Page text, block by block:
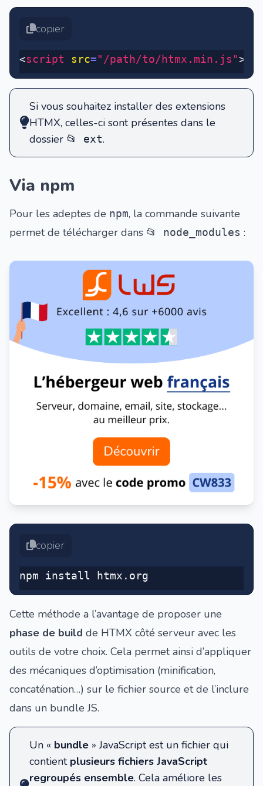
copier
<script src="/path/to/htmx.min.js"></
Si vous souhaitez installer des extensions
HTMX, celles-ci sont présentes dans le
dossier 📂 ext.
Via npm
Pour les adeptes de npm, la commande suivante
permet de télécharger dans 📂 node_modules :
copier
npm install htmx.org
Cette méthode a l’avantage de proposer une
phase de build de HTMX côté serveur avec les
outils de votre choix. Cela permet ainsi d’appliquer
des mécaniques d’optimisation (minification,
concaténation…) sur le fichier source et de l’inclure
dans un bundle JS.
Un « bundle » JavaScript est un fichier qui
contient plusieurs fichiers JavaScript
regroupés ensemble. Cela améliore les